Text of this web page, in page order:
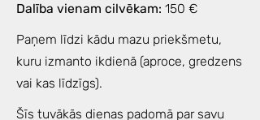
Dalība vienam cilvēkam: 150 €
Paņem līdzi kādu mazu priekšmetu,
kuru izmanto ikdienā (aproce, gredzens
vai kas līdzīgs).
Šīs tuvākās dienas padomā par savu